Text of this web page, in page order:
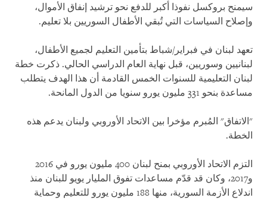
سيمنح بروكسل نفوذا أكبر للدفع نحو ترشيد إنفاق الأموال،
وإصلاح السياسات التي تُبقي الأطفال السوريين بلا تعليم.
تعهد لبنان في فبراير/شباط بتأمين التعليم لجميع الأطفال،
لبنانيين وسوريين، قبل نهاية العام الدراسي الحالي. ذكرت خطة
لبنان التعليمية للسنوات الخمس القادمة أن هذا الهدف يتطلب
مساعدة بنحو 331 مليون يورو سنويا من الدول المانحة.
"الاتفاق" المُبرم مؤخرا بين الاتحاد الأوروبي ولبنان يدعم هذه
الخطة.
التزم الاتحاد الأوروبي بمنح لبنان 400 مليون يورو في 2016
و2017، وكان قد قدّم مساعدات تفوق المليار يويو للبنان منذ
اندلاع الأزمة السورية، منها 188 مليون يورو للتعليم وحماية